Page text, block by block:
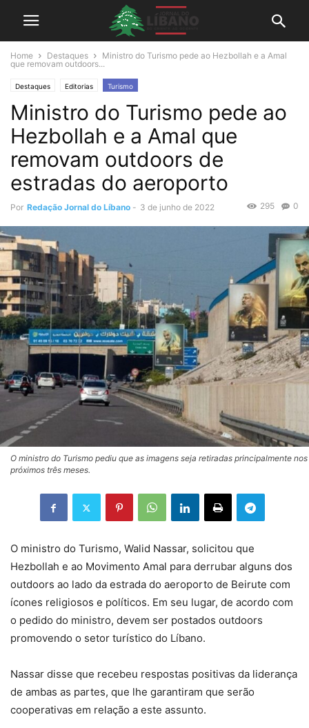
Home Destaques
Ministro do Turismo pede ao Hezbollah e a Amal
que removam outdoors...
Destaques Editorias Turismo
Ministro do Turismo pede ao
Hezbollah e a Amal que
removam outdoors de
estradas do aeroporto
Por Redação Jornal do Líbano - 3 de junho de 2022 0
295
O ministro do Turismo pediu que as imagens seja retiradas principalmente nos
próximos três meses.
O ministro do Turismo, Walid Nassar, solicitou que
Hezbollah e ao Movimento Amal para derrubar alguns dos
outdoors ao lado da estrada do aeroporto de Beirute com
ícones religiosos e políticos. Em seu lugar, de acordo com
o pedido do ministro, devem ser postados outdoors
promovendo o setor turístico do Líbano.
Nassar disse que recebeu respostas positivas da liderança
de ambas as partes, que lhe garantiram que serão
cooperativas em relação a este assunto.